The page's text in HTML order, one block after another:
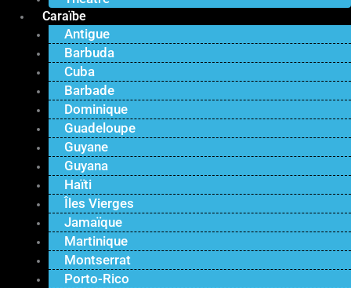
Caraïbe
Antigue
Barbuda
Cuba
Barbade
Dominique
Guadeloupe
Guyane
Guyana
Haïti
Îles Vierges
Jamaïque
Martinique
Montserrat
Porto-Rico